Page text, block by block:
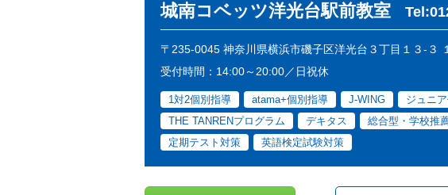
城南コベッツ洋光台駅前教室
〒235-0045 神奈川県横浜市磯子区洋光台３丁目１３-３
受付時間：14:00～20:00／日祝休
1対2個別指導 atama+個別指導 J-WING ジュニ
THE TANRENプログラム
デキタス 総合型・学校推
定期テスト対策
英語検定試験対策